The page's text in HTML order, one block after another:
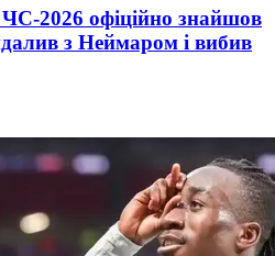
2026 офіційно знайшов
з Неймаром і вибив